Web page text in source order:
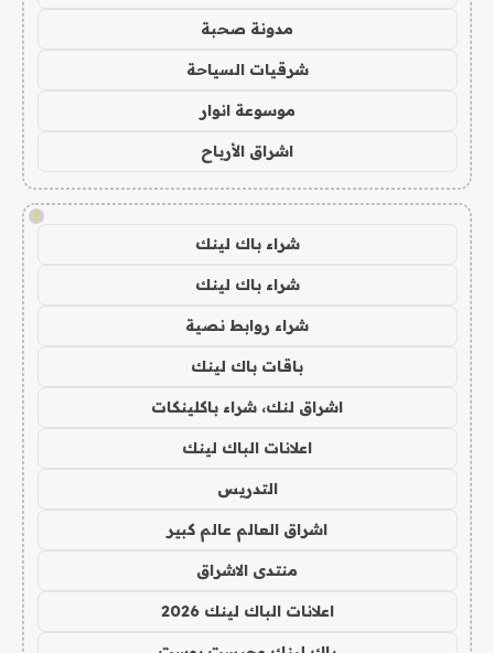
مدونة صحبة
شرقيات السياحة
موسوعة انوار
اشراق الأرباح
!
شراء باك لينك
شراء باك لينك
شراء روابط نصية
باقات باك لينك
اشراق لنك، شراء باكلينكات
اعلانات الباك لينك
التدريس
اشراق العالم عالم كبير
منتدى الاشراق
اعلانات الباك لينك 2026